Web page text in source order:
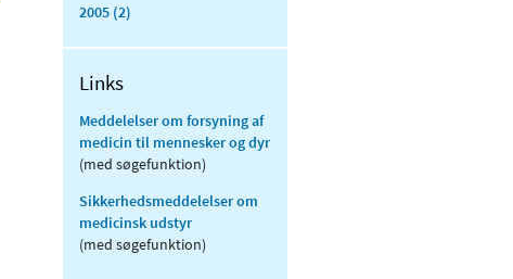
2005 (2)
Links
Meddelelser om forsyning af
medicin til mennesker og dyr
(med søgefunktion)
Sikkerhedsmeddelelser om
medicinsk udstyr
(med søgefunktion)